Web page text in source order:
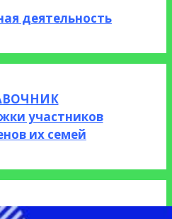
деятельность
участников
их семей